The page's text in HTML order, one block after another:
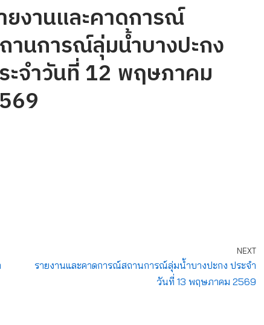
ยงานและคาดการณ์
านการณ์ลุ่มน้ำบางปะกง
ะจำวันที่ 12 พฤษภาคม
NEXT
รายงานและคาดการณ์สถานการณ์ลุ่มน้ำบางปะกง ประจำ
วันที่ 13 พฤษภาคม 2569